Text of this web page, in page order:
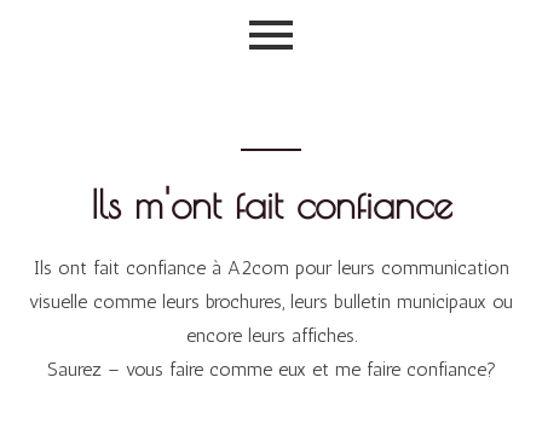
Ils m'ont fait confiance
Ils ont fait confiance à A2com pour leurs communication
visuelle comme leurs brochures, leurs bulletin municipaux ou
encore leurs affiches.
Saurez – vous faire comme eux et me faire confiance?